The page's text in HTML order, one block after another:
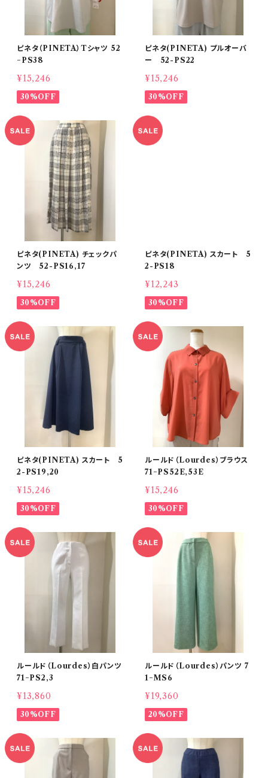
ピネタ（PINETA）Tシャツ 52
−PS38
¥15,246
30%OFF
ピネタ(PINETA) プルオーバ
ー 52-PS22
¥15,246
30%OFF
ピネタ(PINETA) チェックパ
ンツ 52-PS16,17
¥15,246
30%OFF
ピネタ(PINETA) スカート 5
2-PS18
¥12,243
30%OFF
ピネタ(PINETA) スカート 5
2-PS19,20
¥15,246
30%OFF
ルールド（Lourdes）ブラウス
71−PS52E,53E
¥15,246
30%OFF
ルールド（Lourdes）白パンツ
71−PS2,3
¥13,860
30%OFF
ルールド（Lourdes）パンツ 7
1−MS6
¥19,360
20%OFF